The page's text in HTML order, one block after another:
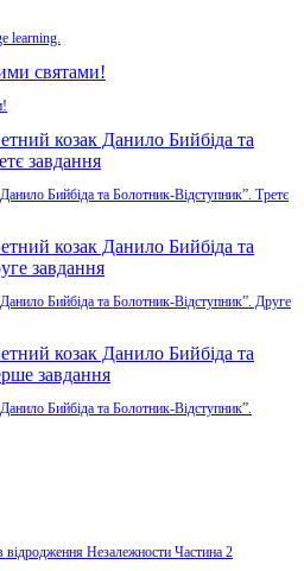
learning.
Бийбіда та Болотник-Відступник”. Третє
Бийбіда та Болотник-Відступник”. Друге
Бийбіда та Болотник-Відступник”.
відродження Незалежности Частина 2